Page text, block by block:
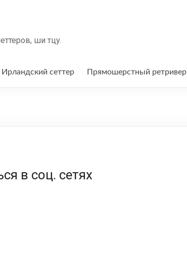
ши тцу.
Ирландский сеттер Прямошерстный ретривер
в соц. сетях